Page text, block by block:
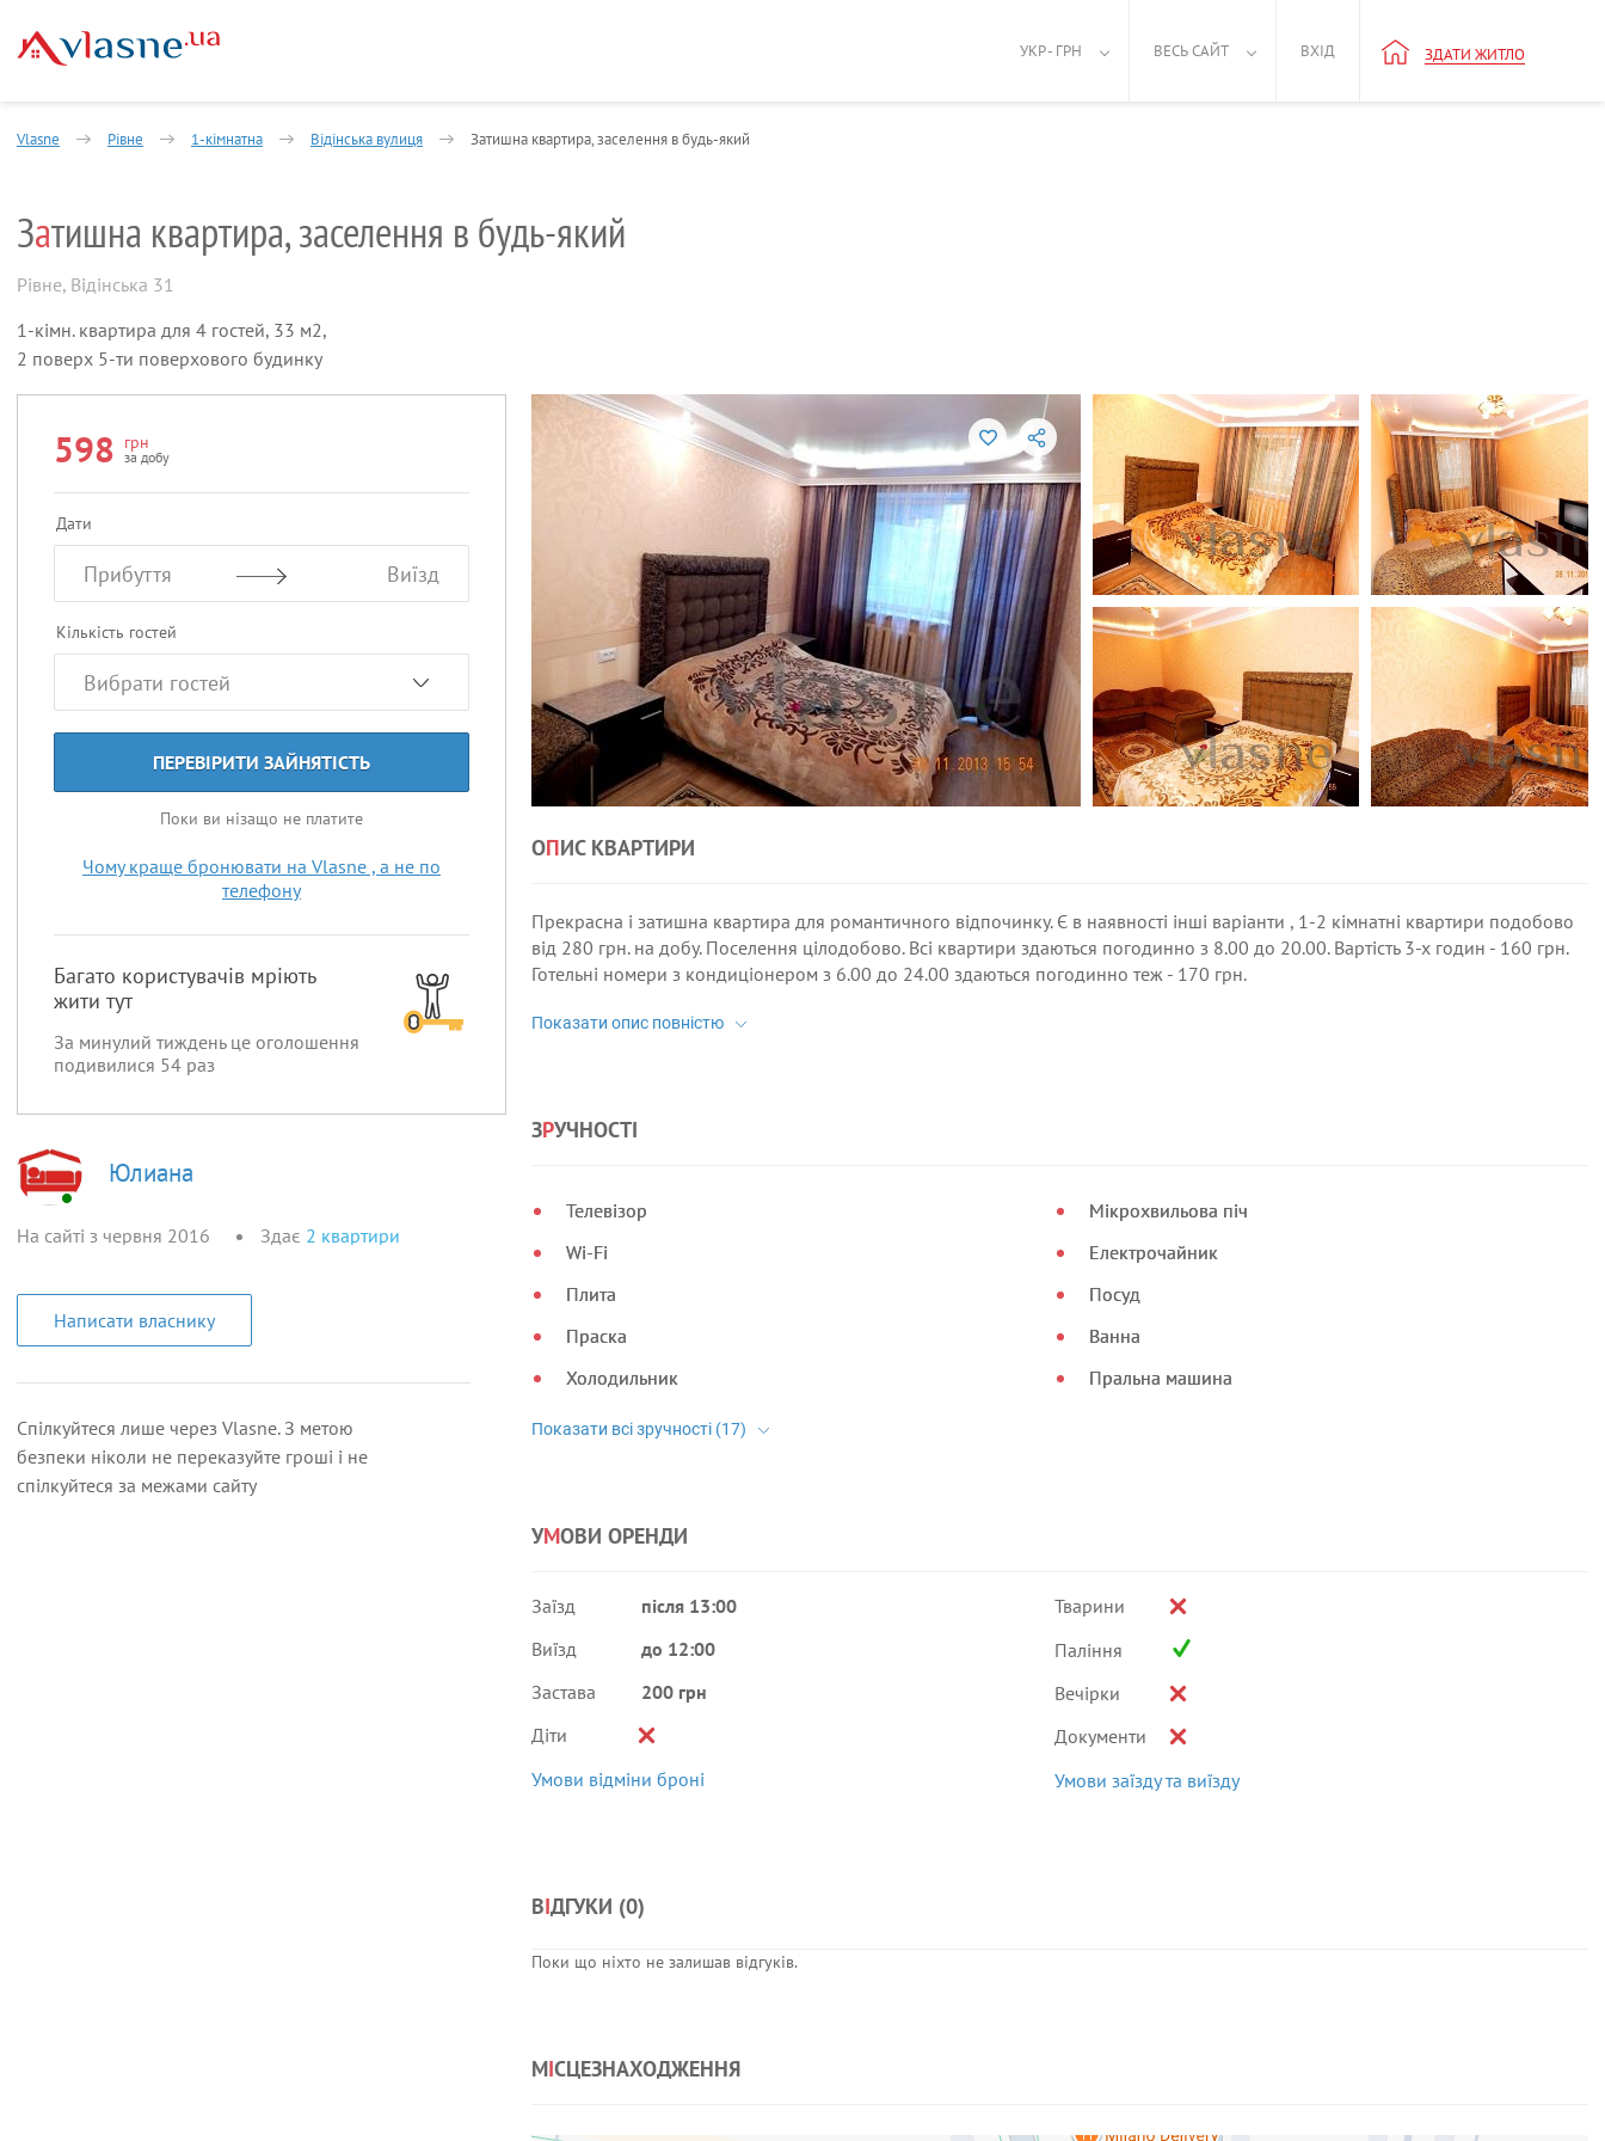
УКР - ГРН ВЕСЬ САЙТ ВХІД ЗДАТИ ЖИТЛО
Vlasne Рівне 1-кімнатна Відінська вулиця Затишна квартира, заселення в будь-який
Затишна квартира, заселення в будь-який
Рівне, Відінська 31
1-кімн. квартира для 4 гостей, 33 м2,
2 поверх 5-ти поверхового будинку
598 грн
за добу
Дати
Прибуття Виїзд
Кількість гостей
ПЕРЕВІРИТИ ЗАЙНЯТІСТЬ
Поки ви нізащо не платите
Чому краще бронювати на Vlasne , а не по
телефону
Багато користувачів мріють
жити тут
За минулий тиждень це оголошення
подивилися 54 раз
Юлиана
На сайті з червня 2016 Здає 2 квартири
Написати власнику
Спілкуйтеся лише через Vlasne. З метою
безпеки ніколи не переказуйте гроші і не
спілкуйтеся за межами сайту
ОПИС КВАРТИРИ
Прекрасна і затишна квартира для романтичного відпочинку. Є в наявності інші варіанти , 1-2 кімнатні квартири подобово
від 280 грн. на добу. Поселення цілодобово. Всі квартири здаються погодинно з 8.00 до 20.00. Вартість 3-х годин - 160 грн.
Готельні номери з кондиціонером з 6.00 до 24.00 здаються погодинно теж - 170 грн.
ЗРУЧНОСТІ
Телевізор
Wi-Fi
Плита
Праска
Холодильник
Мікрохвильова піч
Електрочайник
Посуд
Ванна
Пральна машина
УМОВИ ОРЕНДИ
Заїзд
після 13:00
Виїзд
до 12:00
Застава
200 грн
Діти
Умови відміни броні
Тварини
Паління
Вечірки
Документи
Умови заїзду та виїзду
ВІДГУКИ (0)
Поки що ніхто не залишав відгуків.
МІСЦЕЗНАХОДЖЕННЯ